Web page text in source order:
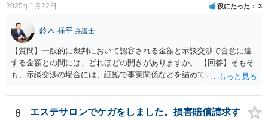
2025年1月22日 役にたった 3
鈴木 祥平 弁護士
【質問】一般的に裁判において認容される金額と示談交渉で合意に達
する金額との間には、どれほどの開きがありますか。 【回答】そもそ
も、示談交渉の場合には、証拠で事実関係などを詰めていないことが
程度にはなると思います。
8
エステサロンでケガをしました。損害賠償請求す